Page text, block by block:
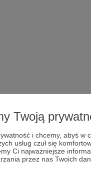
Twoją
i chcemy, abyś w
usług czuł się
Ci najważniejsze
przez nas Twoich